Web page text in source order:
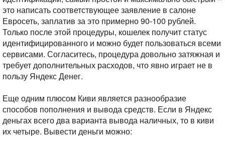
это написать соответствующее заявление в салоне
Евросеть, заплатив за это примерно 90-100 рублей.
Только после этой процедуры, кошелек получит статус
идентифицированного и можно будет пользоваться всеми
сервисами. Согласитесь, процедура довольно затяжная и
требует дополнительных расходов, что явно играет не в
пользу Яндекс Денег.
Еще одним плюсом Киви является разнообразие
способов пополнения и вывода средств. Если в Яндекс
деньгах всего два варианта вывода наличных, то в киви
их четыре. Вывести деньги можно: